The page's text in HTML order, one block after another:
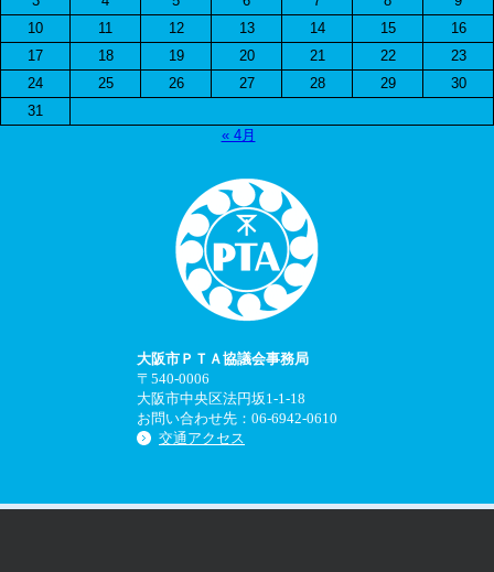
10
11 12 13 14 15
16
17
18 19 20 21 22
23
24
25 26 27 28 29
30
31
« 4月
大阪市ＰＴＡ協議会事務局
〒540-0006
大阪市中央区法円坂1-1-18
お問い合わせ先：06-6942-0610
交通アクセス